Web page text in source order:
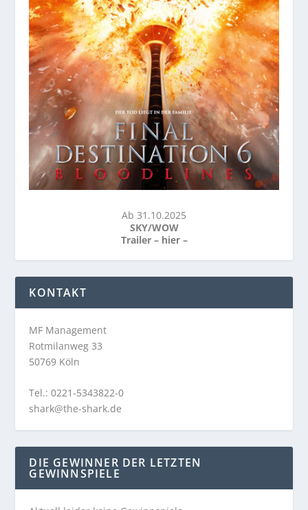
Ab 31.10.2025
SKY/WOW
Trailer – hier –
KONTAKT
MF Management
Rotmilanweg 33
50769 Köln
Tel.: 0221-5343822-0
shark@the-shark.de
DIE GEWINNER DER LETZTEN
GEWINNSPIELE